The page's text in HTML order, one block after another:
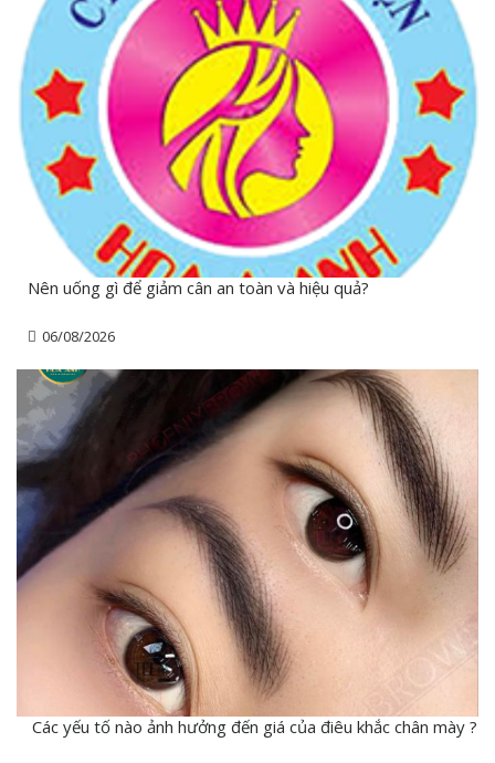
Nên uống gì để giảm cân an toàn và hiệu quả?
06/08/2026
Các yếu tố nào ảnh hưởng đến giá của điêu khắc chân mày ?